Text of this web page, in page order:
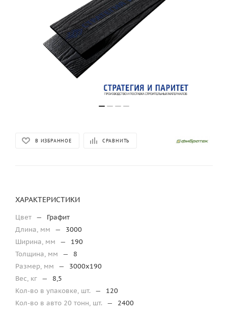
В ИЗБРАННОЕ СРАВНИТЬ
ХАРАКТЕРИСТИКИ
Цвет —
Графит
Длина, мм
—
3000
Ширина, мм
—
190
Толщина, мм
—
8
Размер, мм
—
3000x190
Вес, кг —
8,5
Кол-во в упаковке, шт.
—
120
Кол-во в авто 20 тонн, шт.
— 2400